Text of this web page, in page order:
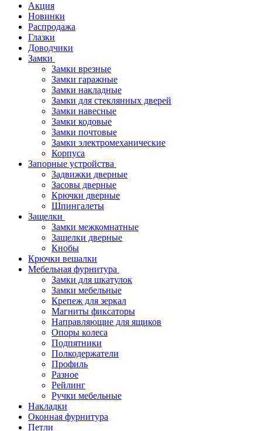
Акция
Новинки
Распродажа
Глазки
Доводчики
Замки
Замки врезные
Замки гаражные
Замки накладные
Замки для стеклянных дверей
Замки навесные
Замки кодовые
Замки почтовые
Замки электромеханические
Корпуса
Запорные устройства
Задвижки дверные
Засовы дверные
Крючки дверные
Шпингалеты
Защелки
Замки межкомнатные
Защелки дверные
Кнобы
Крючки вешалки
Мебельная фурнитура
Замки для шкатулок
Замки мебельные
Крепеж для зеркал
Магниты фиксаторы
Направляющие для ящиков
Опоры колеса
Подпятники
Полкодержатели
Профиль
Разное
Рейлинг
Ручки мебельные
Накладки
Оконная фурнитура
Петли